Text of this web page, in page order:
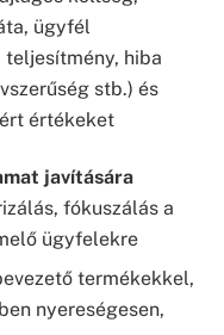
ügyfél
hiba
stb.) és
értékeket
javítására
fókuszálás a
ügyfelekre
termékekkel,
nyereségesen,